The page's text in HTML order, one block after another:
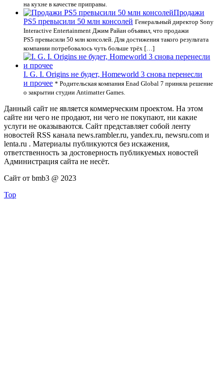
на кухне в качестве приправы.
Продажи
PS5 превысили 50 млн консолей Генеральный директор Sony
Interactive Entertainment Джим Райан объявил, что продажи
PS5 превысили 50 млн консолей. Для достижения такого результата
компании потребовалось чуть больше трёх […]
I. G. I. Origins не будет, Homeworld 3 снова перенесли
и прочее * Родительская компания Enad Global 7 приняла решение
о закрытии студии Antimatter Games.
Данный сайт не является коммерческим проектом. На этом
сайте ни чего не продают, ни чего не покупают, ни какие
услуги не оказываются. Сайт представляет собой ленту
новостей RSS канала news.rambler.ru, yandex.ru, newsru.com и
lenta.ru . Материалы публикуются без искажения,
ответственность за достоверность публикуемых новостей
Администрация сайта не несёт.
Сайт от bmb3 @ 2023
Top